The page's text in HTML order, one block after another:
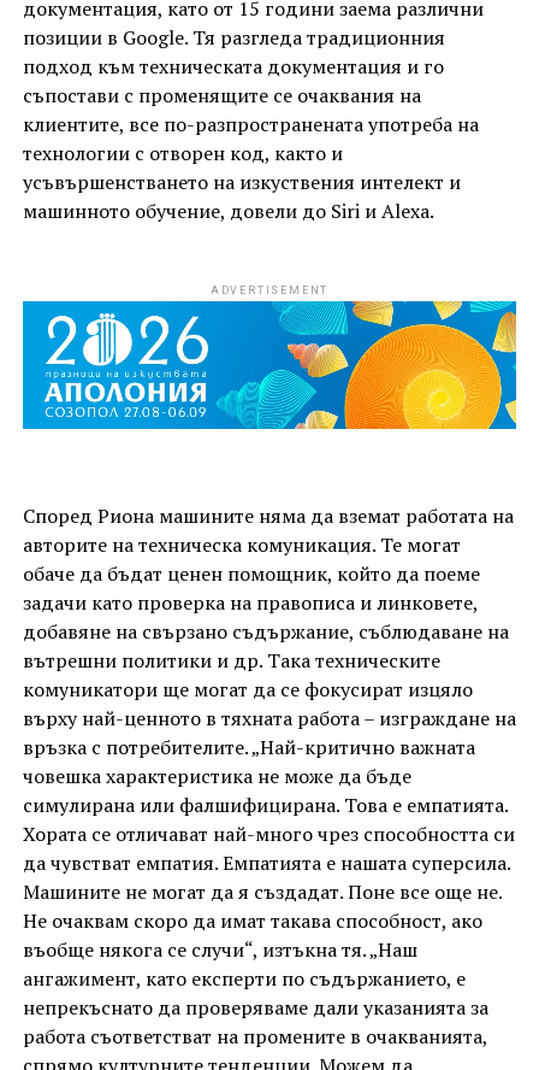
документация, като от 15 години заема различни
позиции в Google. Тя разгледа традиционния
подход към техническата документация и го
съпостави с променящите се очаквания на
клиентите, все по-разпространената употреба на
технологии с отворен код, както и
усъвършенстването на изкуствения интелект и
машинното обучение, довели до Siri и Alexa.
ADVERTISEMENT
Според Риона машините няма да вземат работата на
авторите на техническа комуникация. Те могат
обаче да бъдат ценен помощник, който да поеме
задачи като проверка на правописа и линковете,
добавяне на свързано съдържание, съблюдаване на
вътрешни политики и др. Така техническите
комуникатори ще могат да се фокусират изцяло
върху най-ценното в тяхната работа – изграждане на
връзка с потребителите. „Най-критично важната
човешка характеристика не може да бъде
симулирана или фалшифицирана. Това е емпатията.
Хората се отличават най-много чрез способността си
да чувстват емпатия. Емпатията е нашата суперсила.
Машините не могат да я създадат. Поне все още не.
Не очаквам скоро да имат такава способност, ако
въобще някога се случи“, изтъкна тя. „Наш
ангажимент, като експерти по съдържанието, е
непрекъснато да проверяваме дали указанията за
работа съответстват на промените в очакванията,